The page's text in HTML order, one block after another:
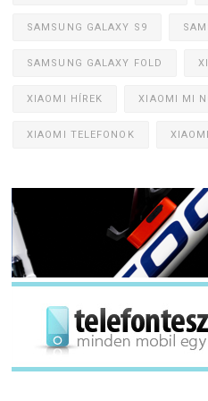
SAMSUNG GALAXY S9
SAMSUNG GALAXY FOLD
XIAOMI HÍREK XIAOMI MI
XIAOMI TELEFONOK